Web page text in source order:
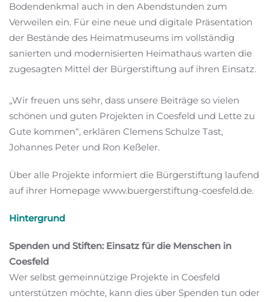
Bodendenkmal auch in den Abendstunden zum
Verweilen ein. Für eine neue und digitale Präsentation
der Bestände des Heimatmuseums im vollständig
sanierten und modernisierten Heimathaus warten die
zugesagten Mittel der Bürgerstiftung auf ihren Einsatz.
„Wir freuen uns sehr, dass unsere Beiträge so vielen
schönen und guten Projekten in Coesfeld und Lette zu
Gute kommen“, erklären Clemens Schulze Tast,
Johannes Peter und Ron Keßeler.
Über alle Projekte informiert die Bürgerstiftung laufend
auf ihrer Homepage www.buergerstiftung-coesfeld.de.
Hintergrund
Spenden und Stiften: Einsatz für die Menschen in
Coesfeld
Wer selbst gemeinnützige Projekte in Coesfeld
unterstützen möchte, kann dies über Spenden tun oder